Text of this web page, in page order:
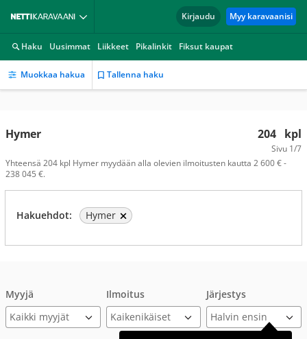
Kirjaudu Myy karavaanisi
Haku Uusimmat Liikkeet Pikalinkit Fiksut kaupat
Muokkaa hakua Tallenna haku
204 kpl
Sivu 1/7
Hymer
Yhteensä 204 kpl Hymer myydään alla olevien ilmoitusten kautta 2 600 € -
238 045 €.
Hakuehdot: Hymer
Myyjä
Kaikki myyjät
Ilmoitus Järjestys